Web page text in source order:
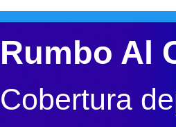
Rumbo Al
Cobertura